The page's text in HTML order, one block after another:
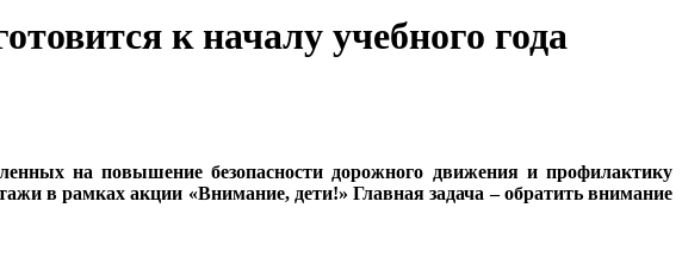
к началу учебного года
на повышение безопасности дорожного движения и профилактику
в рамках акции «Внимание, дети!» Главная задача – обратить внимание